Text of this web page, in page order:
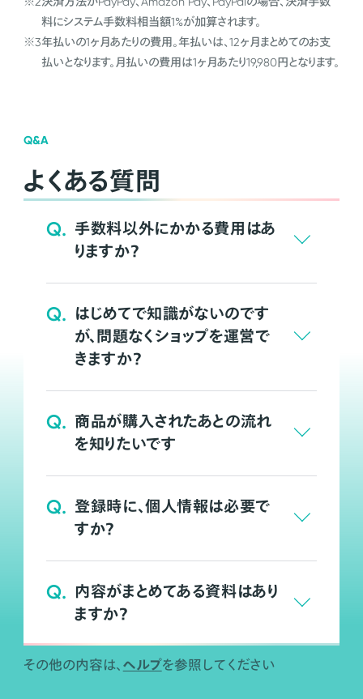
料にシステム手数料相当額1%が加算されます。
※3年払いの1ヶ月あたりの費用。年払いは、12ヶ月まとめてのお支
払いとなります。月払いの費用は1ヶ月あたり19,980円となります。
Q&A
よくある質問
Q. 手数料以外にかかる費用はあ
りますか？
Q. はじめてで知識がないのです
が、問題なくショップを運営で
きますか？
Q. 商品が購入されたあとの流れ
を知りたいです
Q. 登録時に、個人情報は必要で
すか？
Q. 内容がまとめてある資料はあり
ますか？
その他の内容は、 ヘルプを参照してください